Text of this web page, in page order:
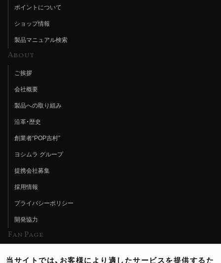
ポイントについて
ショップ情報
製品マニュアル検索
About
ご挨拶
会社概要
製品への取り組み
沿革・歴史
創業者“POP吉村”
ヨシムラ グループ
提携会社募集
採用情報
プライバシーポリシー
開発協力
Fan Page
当サイトでは、お客様により適したサービスを提供するた